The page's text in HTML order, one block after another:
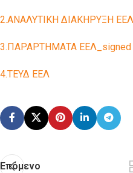
2.ΑΝΑΛΥΤΙΚΗ ΔΙΑΚΗΡΥΞΗ
3.ΠΑΡΑΡΤΗΜΑΤΑ ΕΕΛ_signed
4.ΤΕΥΔ ΕΕΛ
Επόμενο